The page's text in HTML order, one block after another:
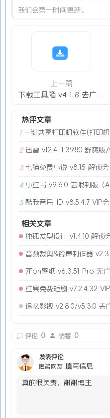
我们会第一时间更新。
上一篇
热评文章
1 一键共享打印机软件(打印
2 迅雷 v12.4.11.3980 舒爽版/
3 七猫免费小说 v8.15 解锁
4 小红书 v9.6.0 去限制版（
5 酷我音乐HD v8.5.4.7 VIP
相关文章
独孤发型设计 v1.4.10 解锁
音频裁剪&铃声制作器
7Fon壁纸 v6.3.51 Pro 无
红果免费短剧 v7.2.4.32
追忆影视 v2.8.0/v5.3.0 去
评论 0 访客 0
发表评论
匿名网友 填写信息